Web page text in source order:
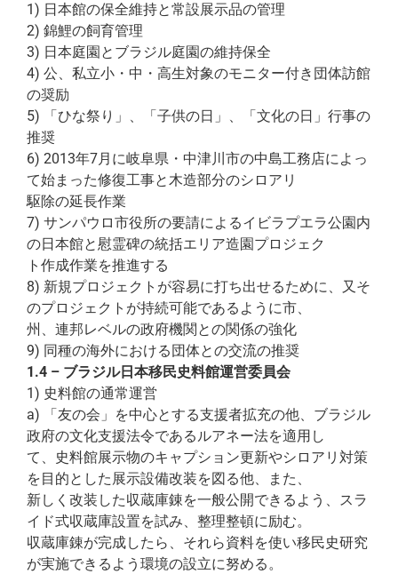
1) 日本館の保全維持と常設展示品の管理
2) 錦鯉の飼育管理
3) 日本庭園とブラジル庭園の維持保全
4) 公、私立小・中・高生対象のモニター付き団体訪館
の奨励
5) 「ひな祭り」、「子供の日」、「文化の日」行事の
推奨
6) 2013年7月に岐阜県・中津川市の中島工務店によっ
て始まった修復工事と木造部分のシロアリ
駆除の延長作業
7) サンパウロ市役所の要請によるイビラプエラ公園内
の日本館と慰霊碑の統括エリア造園プロジェク
ト作成作業を推進する
8) 新規プロジェクトが容易に打ち出せるために、又そ
のプロジェクトが持続可能であるように市、
州、連邦レベルの政府機関との関係の強化
9) 同種の海外における団体との交流の推奨
1.4 – ブラジル日本移民史料館運営委員会
1) 史料館の通常運営
a) 「友の会」を中心とする支援者拡充の他、ブラジル
政府の文化支援法令であるルアネー法を適用し
て、史料館展示物のキャプション更新やシロアリ対策
を目的とした展示設備改装を図る他、また、
新しく改装した収蔵庫錬を一般公開できるよう、スラ
イド式収蔵庫設置を試み、整理整頓に励む。
収蔵庫錬が完成したら、それら資料を使い移民史研究
が実施できるよう環境の設立に努める。